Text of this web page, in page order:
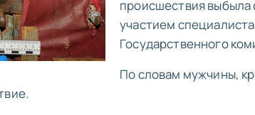
происшествия выбыла
участием
Государственного
По словам мужчины,